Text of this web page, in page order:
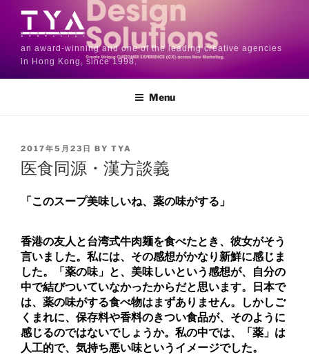
an award-winning and one of the leading creative agencies
in Hong Kong, since 1998.
Menu
2017年5月23日 BY TYA
医食同源・漢方談義
「このスープ美味しいね、薬の味がする」
香港の友人と台湾式牛肉麺を食べたとき、彼女がそう
言いました。 私には、その感想がかなり新鮮に感じま
した。「薬の味」と、美味しいという感想が、自分の
中で結びついていなかったからだと思います。日本で
は、薬の味がする食べ物はまずありません。しかしご
くまれに、保存料や香料のきつい食品が、そのように
感じるのではないでしょうか。私の中では、「薬」は
人工的で、気持ち悪い味というイメージでした。